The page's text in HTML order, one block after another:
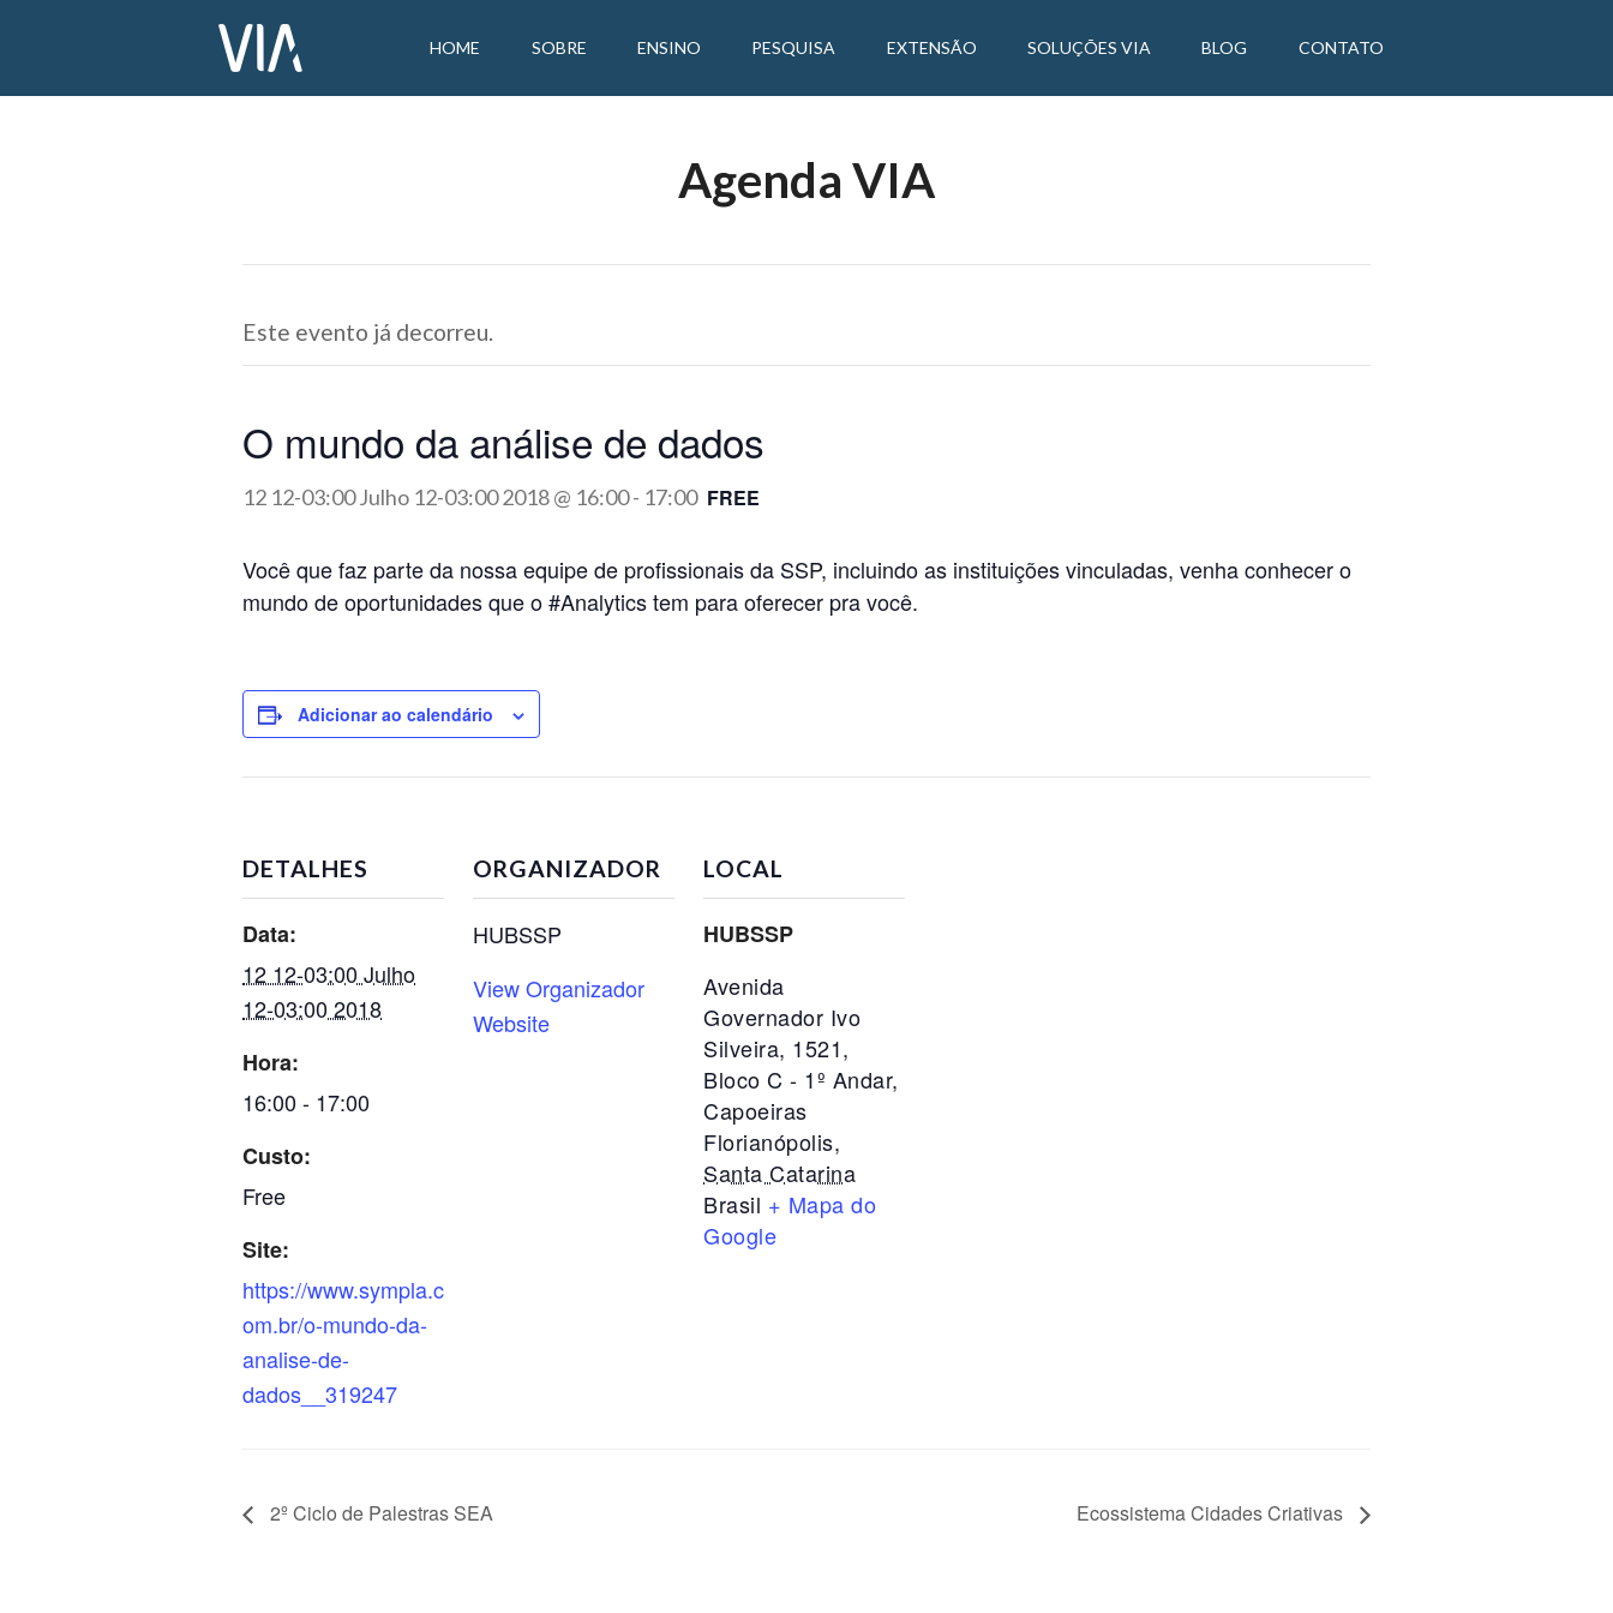
HOME SOBRE ENSINO PESQUISA EXTENSÃO SOLUÇÕES VIA BLOG CONTATO
Agenda VIA
Este evento já decorreu.
O mundo da análise de dados
12 12-03:00 Julho 12-03:00 2018 @ 16:00- 17:00 FREE
Você que faz parte da nossa equipe de profissionais da SSP, incluindo as instituições vinculadas, venha conhecer o
mundo de oportunidades que o #Analytics tem para oferecer pra você.
Adicionar ao calendário
DETALHES
Data:
12 12-03:00 Julho
12-03:00 2018
Hora:
16:00 - 17:00
Custo:
Free
Site:
https://www.sympla.c
om.br/o-mundo-da-
analise-de-
dados__319247
ORGANIZADOR
HUBSSP
View Organizador
Website
LOCAL
HUBSSP
Avenida
Governador Ivo
Silveira, 1521,
Bloco C - 1º Andar,
Capoeiras
Florianópolis,
Santa Catarina
Brasil + Mapa do
Google
2º Ciclo de Palestras SEA Ecossistema Cidades Criativas